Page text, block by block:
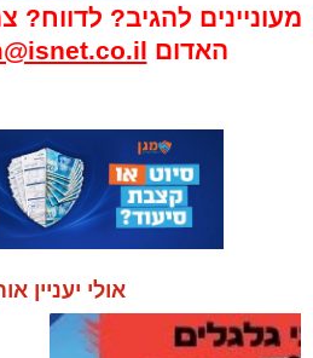
מעוניינים להגיב? לדווח?
האדום
אולי יעניין